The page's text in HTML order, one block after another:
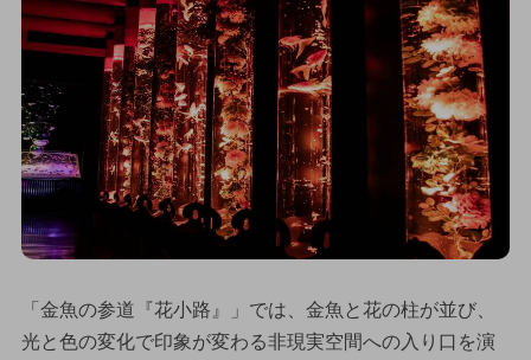
「金魚の参道『花小路』」では、金魚と花の柱が並び、
光と色の変化で印象が変わる非現実空間への入り口を演